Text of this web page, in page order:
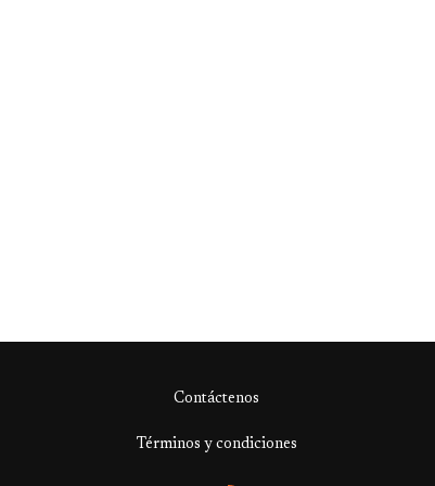
Contáctenos
Términos y condiciones